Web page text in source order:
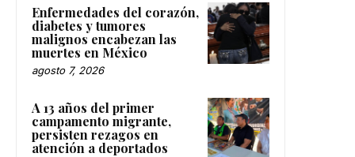
Enfermedades del corazón,
diabetes y tumores
malignos encabezan las
muertes en México
agosto 7, 2026
A 13 años del primer
campamento migrante,
persisten rezagos en
atención a deportados